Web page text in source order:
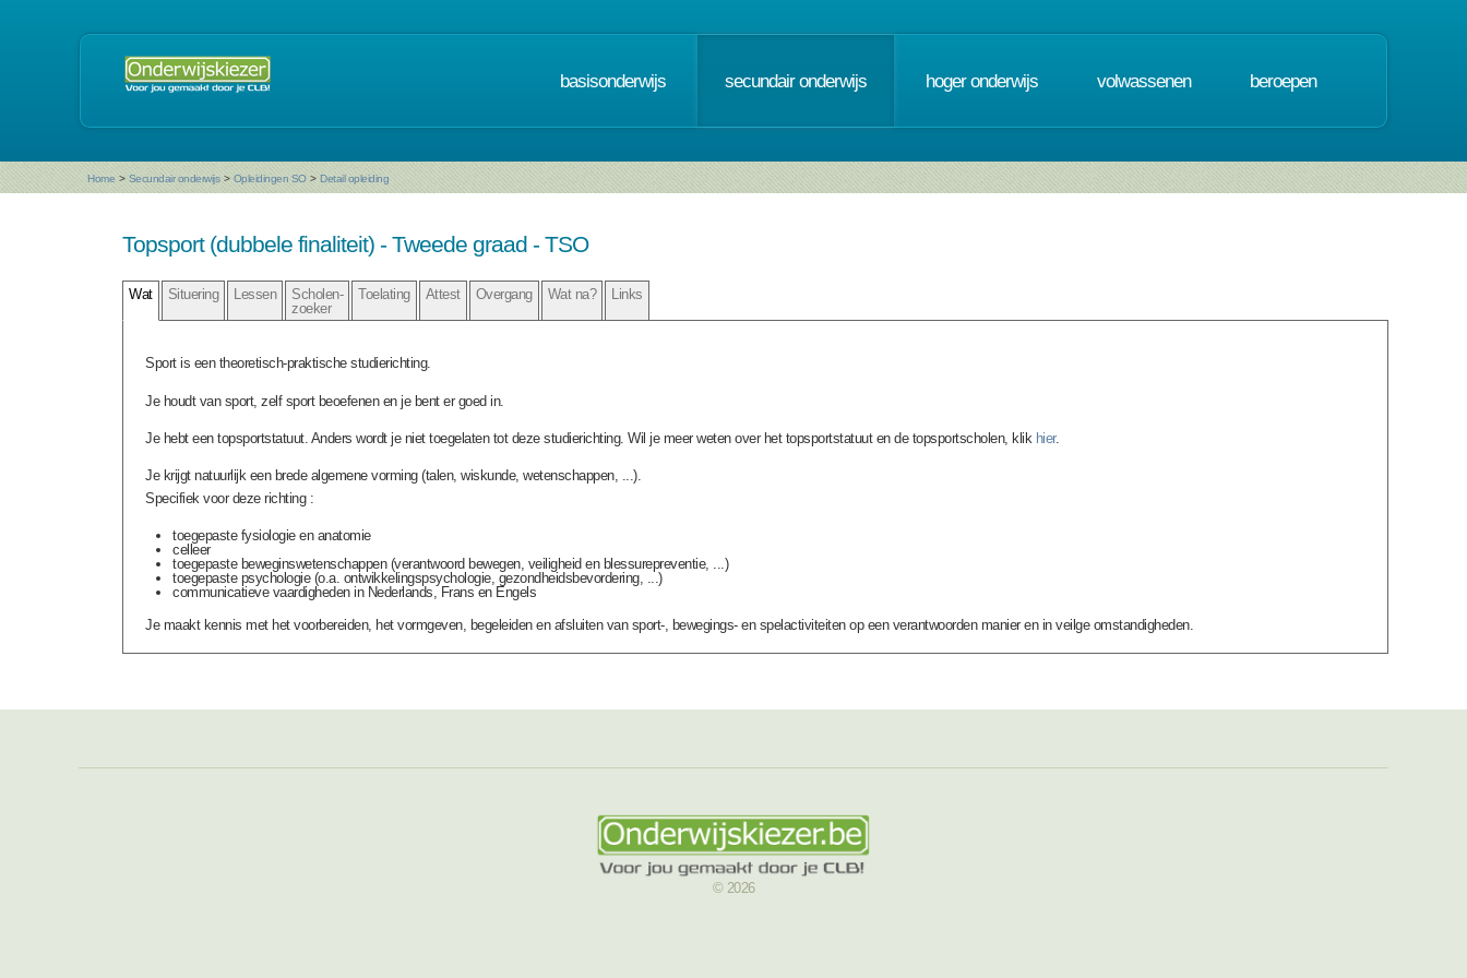
basisonderwijs secundair onderwijs hoger onderwijs volwassenen beroepen
Home > Secundair onderwijs > Opleidingen SO > Detail opleiding
Topsport (dubbele finaliteit) - Tweede graad - TSO
Wat Situering Lessen
Scholen-
zoeker
Toelating Attest Overgang Wat na? Links
Sport is een theoretisch-praktische studierichting.
Je houdt van sport, zelf sport beoefenen en je bent er goed in.
Je hebt een topsportstatuut. Anders wordt je niet toegelaten tot deze studierichting. Wil je meer weten over het topsportstatuut en de topsportscholen, klik hier.
Je krijgt natuurlijk een brede algemene vorming (talen, wiskunde, wetenschappen, ...).
Specifiek voor deze richting :
toegepaste fysiologie en anatomie
celleer
toegepaste beweginswetenschappen (verantwoord bewegen, veiligheid en blessurepreventie, ...)
toegepaste psychologie (o.a. ontwikkelingspsychologie, gezondheidsbevordering, ...)
communicatieve vaardigheden in Nederlands, Frans en Engels
Je maakt kennis met het voorbereiden, het vormgeven, begeleiden en afsluiten van sport-, bewegings- en spelactiviteiten op een verantwoorden manier en in veilge omstandigheden.
© 2026